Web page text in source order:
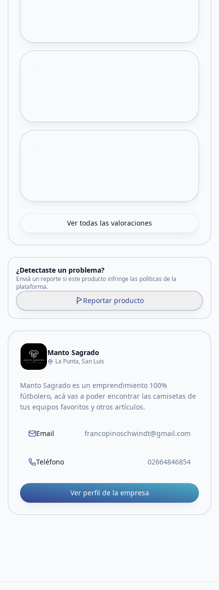
Ver todas las valoraciones
¿Detectaste un problema?
Enviá un reporte si este producto infringe las políticas de la
plataforma.
Reportar producto
Manto Sagrado
La Punta, San Luis
Manto Sagrado es un emprendimiento 100%
fútbolero, acá vas a poder encontrar las camisetas de
tus equipos favoritos y otros artículos.
Email francopinoschwindt@gmail.com
Teléfono 02664846854
Ver perfil de la empresa